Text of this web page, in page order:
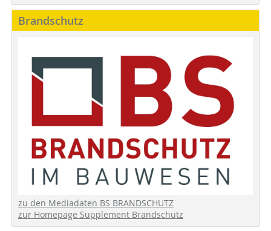
Brandschutz
zu den Mediadaten BS BRANDSCHUTZ
zur Homepage Supplement Brandschutz